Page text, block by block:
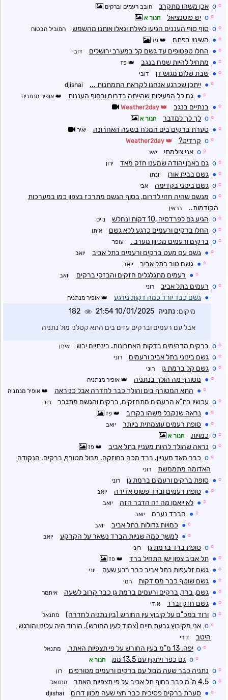
☼
o אכן משהו מתקרב חובב רעמים וברקים
☼
o יש פוטנציאל חנוך א
☼
o סוף סוף העננים הגיעו לאילת וגאלו אותנו מהשמש המוביל הבטוח
☼
● השינוי בפתח פז
☼
● החלו טפטופים עד גשם קל במערב ירושלים דובי
☼
● מתחיל להיות שמח בנגב פז
☼
● שבת שלום מגוש דן דובי
☼
● ייתכן שכרגע אנחנו לקראת התמתנות ... djishai
☼
● גם כל הפעילות שהייתה בדרום ובחוף העננות אופיר מנתניה
☼
● בנתיים בנגב
☼
o לך לך למדבר חנוך א
☼
● סערת ברקים בים המלח בשעה האחרונה יאיר
☼
o קרדיט?
☼
o אני צילמתי יאיר
☼
o גם באבן יהודה שמענו חזק מאד ירון
☼
● גשם בבית אורן יונתן
☼
o גשם בינוני בקדימה אבי
☼
o מגשם שהיה חזוי לדרום, בסוף הגשם מתרכז בצפון כמו במערכות
הקודמות..
בראין
☼
o הגיע גם לפרדסיה ,10 דקות ונחלש נוים
☼
o החלו ברקים ורעמים כרגע ללא גשם איתן
☼
o ברקים ורעמים מכיוון מערב . עופר
☼
● גשם עם מעט ברקים ורעמים בתל אביב יואב
☼
● גשם טוב בתל אביב יואב
☼
● רעמים מתגלגלים חזקים והבזקי ברקים יואב
☼
o רעמים בתל אביב רוני
● גשם כבד יורד כמה דקות נירגע אופיר מנתניה
מיקום: נתניה 10/01/2025 21:54
182
אבל עם רעמים וברקים עזים בים התא קטלני מול נתניה
☼
o ברקים מדהימים בדקות האחרונות. בינתיים יבש איתן
☼
o גשם בינוני בתל אביב ורעמים רוני
☼
o גשם קל ברמת גן רוני
☼
● מטורף מה הולך בנתניה אופיר מנתניה
☼
● התא המטורף בים והולך כבר לחדרה אבל כניראה אופיר מנתניה
☼
o עכשיו בת"א הרעמים מתחזקים, ברקים והגשם מתגבר רוני
☼
● נראה שנקבל משהו בקרוב פז
☼
● סופת רעמים עוצמתית ביותר יואב
☼
o כמויות חנוך א
☼
o נראה שהולך להיות מעניין בתל אביב פז
☼
o כבר מאד מעניין. ברד מכה בחוזקה. מבול מטורף, ברקים. הנקודה
האדומה מתממשת
רוני
☼
● סופת ברקים ורעמים ברמת גן רוני
☼
● סופת רעמים וברד פשוט אדירה יואב
☼
● לא ייאמן מה זה הדבר הזה יואב
☼
● הברד נערם יואב
☼
● כמויות גדולות בתל אביב יואב
☼
● למשך כמה שניות הברד נשאר על הקרקע יואב
☼
o סופת ברד ברמת גן רוני
☼
● תל אביב צפון ישן התחיל ברד פז
☼
● גשם זלעפות בתל אביב כבר רבע שעה יוני
☼
● גשם שוטף כבר מס דקות חמי
☼
● גשם, ברד, ברקים ורעמים ברמת גן כבר קרוב לשעה איתמר
☼
● גשם חזק וברד אודי
☼
o ורוד במכ"ם על קיבוץ עין החורש (בין נתניה לחדרה) מתנאל
☼
o אני מקיבוץ גבעת חיים (צמוד לעין החורש). הורוד היה עלינו והורגש
היטב
דורי
☼
o יפה. 13 מ"מ בעין החורש על פי תצפיות האתר. מתנאל
☼
o גם כפר ויתקין עם 13.5 ממ חנוך א
☼
o נתניה כבר שעה מבול עם ברקים ורעמים מטורפים רון
☼
o 4.5 מ"מ כבר בחוף תל אביב על פי תצפיות האתר מתנאל
☼
● סערת ברקים פסיכית כבר חצי שעה מכוון דרום djishai